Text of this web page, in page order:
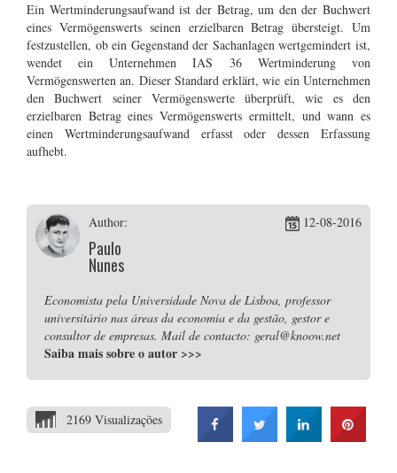
Ein Wertminderungsaufwandist der Betrag, um den der Buchwert
eines Vermögenswerts seinen erzielbaren Betrag übersteigt. Um
festzustellen, ob ein Gegenstand der Sachanlagen wertgemindert ist,
wendet ein Unternehmen IAS 36 Wertminderung von
Vermögenswerten an. Dieser Standard erklärt, wie ein Unternehmen
den Buchwert seiner Vermögenswerte überprüft, wie es den
erzielbaren Betrag eines Vermögenswerts ermittelt, und wann es
einen Wertminderungsaufwand erfasst oder dessen Erfassung
aufhebt.
Author:
Paulo
Nunes
12-08-2016
Economista pela Universidade Nova de Lisboa, professor
universitário nas áreas da economia e da gestão, gestor e
consultor de empresas. Mail de contacto: geral@knoow.net
Saiba mais sobre o autor >>>
2169 Visualizações